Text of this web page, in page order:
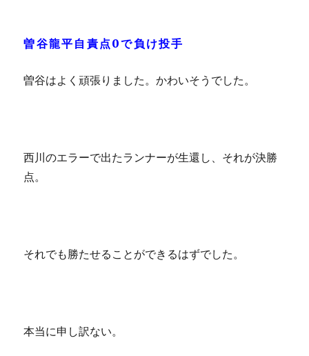
曽谷龍平自責点0で負け投手
曽谷はよく頑張りました。かわいそうでした。
西川のエラーで出たランナーが生還し、それが決勝
点。
それでも勝たせることができるはずでした。
本当に申し訳ない。